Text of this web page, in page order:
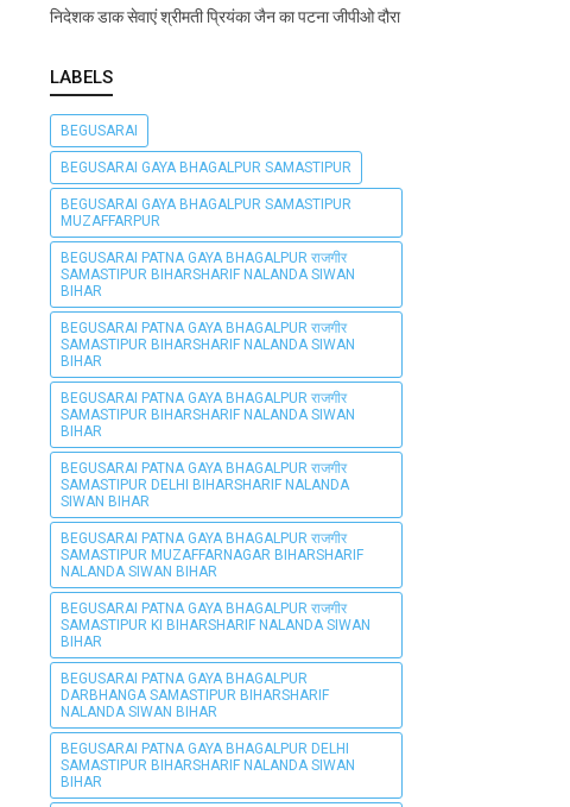
निदेशक डाक सेवाएं श्रीमती प्रियंका जैन का पटना जीपीओ दौरा
LABELS
BEGUSARAI
BEGUSARAI GAYA BHAGALPUR SAMASTIPUR
BEGUSARAI GAYA BHAGALPUR SAMASTIPUR
MUZAFFARPUR
BEGUSARAI PATNA GAYA BHAGALPUR राजगीर
SAMASTIPUR BIHARSHARIF NALANDA SIWAN
BIHAR
BEGUSARAI PATNA GAYA BHAGALPUR राजगीर
SAMASTIPUR BIHARSHARIF NALANDA SIWAN
BIHAR
BEGUSARAI PATNA GAYA BHAGALPUR राजगीर
SAMASTIPUR BIHARSHARIF NALANDA SIWAN
BIHAR
BEGUSARAI PATNA GAYA BHAGALPUR राजगीर
SAMASTIPUR DELHI BIHARSHARIF NALANDA
SIWAN BIHAR
BEGUSARAI PATNA GAYA BHAGALPUR राजगीर
SAMASTIPUR MUZAFFARNAGAR BIHARSHARIF
NALANDA SIWAN BIHAR
BEGUSARAI PATNA GAYA BHAGALPUR राजगीर
SAMASTIPUR KI BIHARSHARIF NALANDA SIWAN
BIHAR
BEGUSARAI PATNA GAYA BHAGALPUR
DARBHANGA SAMASTIPUR BIHARSHARIF
NALANDA SIWAN BIHAR
BEGUSARAI PATNA GAYA BHAGALPUR DELHI
SAMASTIPUR BIHARSHARIF NALANDA SIWAN
BIHAR